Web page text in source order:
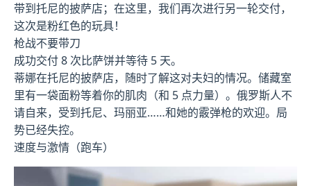
带到托尼的披萨店；在这里，我们再次进行另一轮交付，
这次是粉红色的玩具！
枪战不要带刀
成功交付 8 次比萨饼并等待 5 天。
蒂娜在托尼的披萨店，随时了解这对夫妇的情况。储藏室
里有一袋面粉等着你的肌肉（和 5 点力量）。俄罗斯人不
请自来，受到托尼、玛丽亚……和她的霰弹枪的欢迎。局
势已经失控。
速度与激情（跑车）